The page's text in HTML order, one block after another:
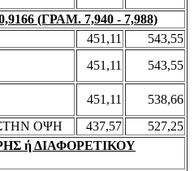
(ΓΡΑΜ. 7,940 - 7,988)
451,11
543,55
451,11
543,55
451,11
538,66
ΟΨΗ
437,57
527,25
ή ΔΙΑΦΟΡΕΤΙΚΟΥ